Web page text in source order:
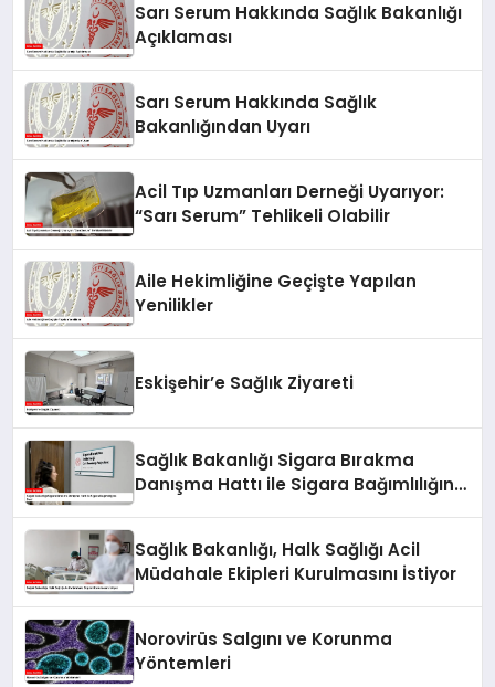
Sarı Serum Hakkında Sağlık Bakanlığı
Açıklaması
Sarı Serum Hakkında Sağlık
Bakanlığından Uyarı
Acil Tıp Uzmanları Derneği Uyarıyor:
“Sarı Serum” Tehlikeli Olabilir
Aile Hekimliğine Geçişte Yapılan
Yenilikler
Eskişehir’e Sağlık Ziyareti
Sağlık Bakanlığı Sigara Bırakma
Danışma Hattı ile Sigara Bağımlılığına
Sağlık Bakanlığı, Halk Sağlığı Acil
Müdahale Ekipleri Kurulmasını İstiyor
Norovirüs Salgını ve Korunma
Yöntemleri